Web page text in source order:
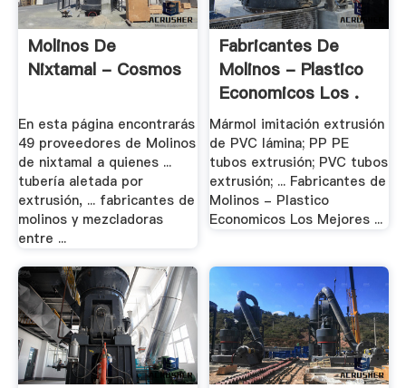
Molinos De
Nixtamal - Cosmos
En esta página encontrarás
49 proveedores de Molinos
de nixtamal a quienes ...
tubería aletada por
extrusión, ... fabricantes de
molinos y mezcladoras
entre ...
Fabricantes De
Molinos - Plastico
Economicos Los .
Mármol imitación extrusión
de PVC lámina; PP PE
tubos extrusión; PVC tubos
extrusión; ... Fabricantes de
Molinos - Plastico
Economicos Los Mejores ...